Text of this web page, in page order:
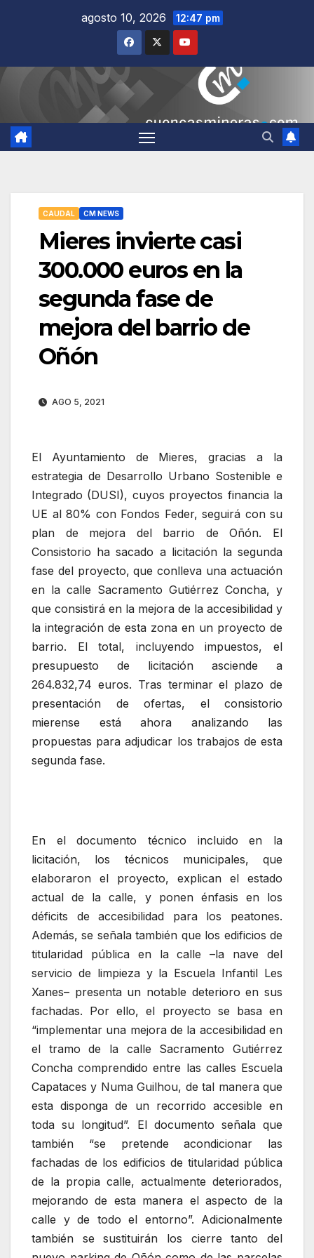
agosto 10, 2026 12:47 pm
CAUDAL CM NEWS
Mieres invierte casi
300.000 euros en la
segunda fase de
mejora del barrio de
Oñón
AGO 5, 2021
El Ayuntamiento de Mieres, gracias a la
estrategia de Desarrollo Urbano Sostenible e
Integrado (DUSI), cuyos proyectos financia la
UE al 80% con Fondos Feder, seguirá con su
plan de mejora del barrio de Oñón. El
Consistorio ha sacado a licitación la segunda
fase del proyecto, que conlleva una actuación
en la calle Sacramento Gutiérrez Concha, y
que consistirá en la mejora de la accesibilidad y
la integración de esta zona en un proyecto de
barrio. El total, incluyendo impuestos, el
presupuesto de licitación asciende a
264.832,74 euros. Tras terminar el plazo de
presentación de ofertas, el consistorio
mierense está ahora analizando las
propuestas para adjudicar los trabajos de esta
segunda fase.
En el documento técnico incluido en la
licitación, los técnicos municipales, que
elaboraron el proyecto, explican el estado
actual de la calle, y ponen énfasis en los
déficits de accesibilidad para los peatones.
Además, se señala también que los edificios de
titularidad pública en la calle –la nave del
servicio de limpieza y la Escuela Infantil Les
Xanes– presenta un notable deterioro en sus
fachadas. Por ello, el proyecto se basa en
“implementar una mejora de la accesibilidad en
el tramo de la calle Sacramento Gutiérrez
Concha comprendido entre las calles Escuela
Capataces y Numa Guilhou, de tal manera que
esta disponga de un recorrido accesible en
toda su longitud”. El documento señala que
también “se pretende acondicionar las
fachadas de los edificios de titularidad pública
de la propia calle, actualmente deteriorados,
mejorando de esta manera el aspecto de la
calle y de todo el entorno”. Adicionalmente
también se sustituirán los cierre tanto del